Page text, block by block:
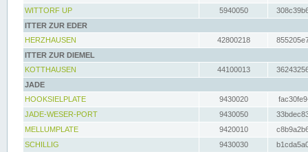
WITTORF UP
5940050
ITTER ZUR EDER
HERZHAUSEN
42800218
ITTER ZUR DIEMEL
KOTTHAUSEN
44100013
JADE
HOOKSIELPLATE
9430020
JADE-WESER-PORT
9430050
MELLUMPLATE
9420010
SCHILLIG
9430030